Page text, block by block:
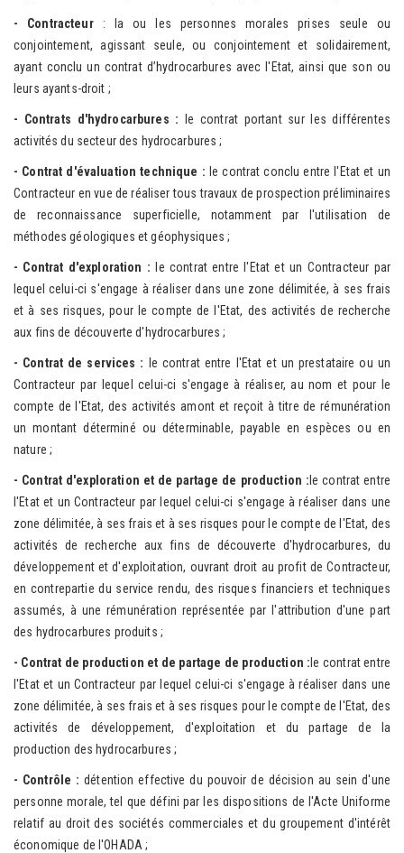
- Contracteur : la ou les personnes morales prises seule ou
conjointement, agissant seule, ou conjointement et solidairement,
ayant conclu un contrat d’hydrocarbures avec l'Etat, ainsi que son ou
leurs ayants-droit ;
- Contrats d'hydrocarbures :
le contrat portant sur les différentes
activités du secteur des hydrocarbures ;
- Contrat d'évaluation technique : le contrat conclu entre l'Etat et un
Contracteur en vue de réaliser tous travaux de prospection préliminaires
de reconnaissance superficielle, notamment par l'utilisation de
méthodes géologiques et géophysiques ;
- Contrat d'exploration :
le contrat entre l'Etat et un Contracteur par
lequel celui-ci s'engage à réaliser dans une zone délimitée, à ses frais
et à ses risques, pour le compte de l'Etat, des activités de recherche
aux fins de découverte d'hydrocarbures ;
- Contrat de services :
le contrat entre l'Etat et un prestataire ou un
Contracteur par lequel celui-ci s'engage à réaliser, au nom et pour le
compte de l'Etat, des activités amont et reçoit à titre de rémunération
un montant déterminé ou déterminable, payable en espèces ou en
nature ;
- Contrat d'exploration et de partage de production : le contrat entre
l'Etat et un Contracteur par lequel celui-ci s'engage à réaliser dans une
zone délimitée, à ses frais et à ses risques pour le compte de l'Etat, des
activités de recherche aux fins de découverte d'hydrocarbures, du
développement et d'exploitation, ouvrant droit au profit de Contracteur,
en contrepartie du service rendu, des risques financiers et techniques
assumés, à une rémunération représentée par l'attribution d'une part
des hydrocarbures produits ;
- Contrat de production et de partage de production : le contrat entre
l'Etat et un Contracteur par lequel celui-ci s'engage à réaliser dans une
zone délimitée, à ses frais et à ses risques pour le compte de l'Etat, des
activités de développement, d'exploitation et du partage de la
production des hydrocarbures ;
- Contrôle :détention effective du pouvoir de décision au sein d'une
personne morale, tel que défini par les dispositions de l'Acte Uniforme
relatif au droit des sociétés commerciales et du groupement d'intérêt
économique de l'OHADA ;